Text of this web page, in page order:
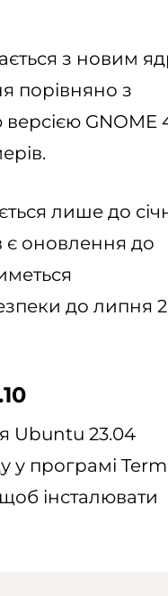
з новим
порівняно з
GNOME
лише до
є оновлення до
до липня
Ubuntu 23.04
програмі
інсталювати